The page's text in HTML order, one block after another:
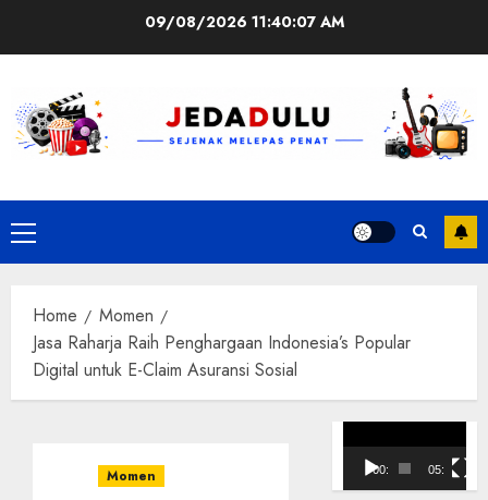
09/08/2026 11:40:08 AM
Primary
Menu
Home
Momen
Jasa Raharja Raih Penghargaan Indonesia’s Popular
Digital untuk E-Claim Asuransi Sosial
Momen
Video
00:00 05:10